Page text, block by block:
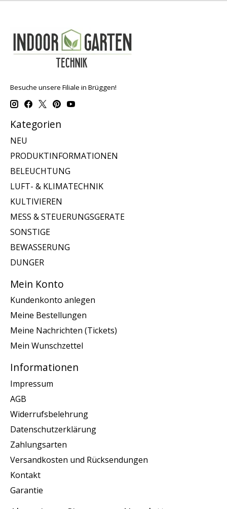
Besuche unsere Filiale in Brüggen!
Kategorien
NEU
PRODUKTINFORMATIONEN
BELEUCHTUNG
LUFT- & KLIMATECHNIK
KULTIVIEREN
MESS & STEUERUNGSGERATE
SONSTIGE
BEWASSERUNG
DUNGER
Mein Konto
Kundenkonto anlegen
Meine Bestellungen
Meine Nachrichten (Tickets)
Mein Wunschzettel
Informationen
Impressum
AGB
Widerrufsbelehrung
Datenschutzerklärung
Zahlungsarten
Versandkosten und Rücksendungen
Kontakt
Garantie